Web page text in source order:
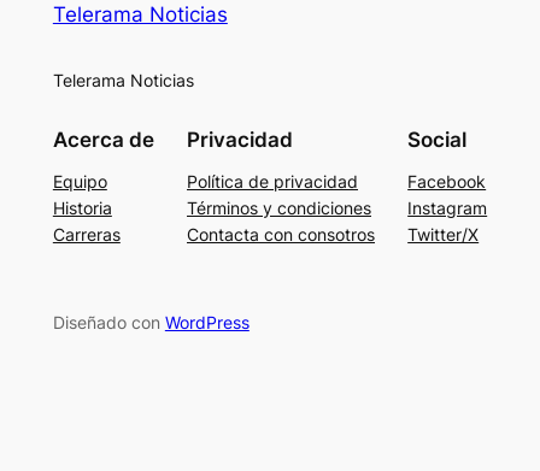
Telerama Noticias
Telerama Noticias
Acerca de
Equipo
Historia
Carreras
Privacidad
Política de privacidad
Términos y condiciones
Contacta con consotros
Social
Facebook
Instagram
Twitter/X
Diseñado con WordPress